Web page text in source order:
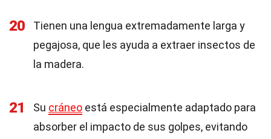
20
Tienen una lengua extremadamente larga y
pegajosa, que les ayuda a extraer insectos de
la madera.
21 Su cráneo está especialmente adaptado para
absorber el impacto de sus golpes, evitando